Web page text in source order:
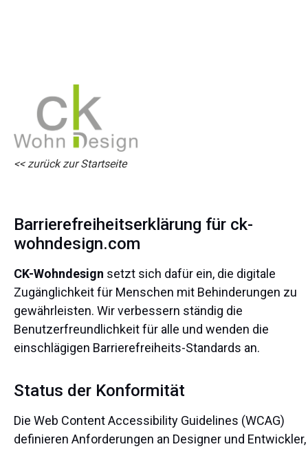
<< zurück zur Startseite
Barrierefreiheitserklärung für ck-
wohndesign.com
CK-Wohndesign setzt sich dafür ein, die digitale
Zugänglichkeit für Menschen mit Behinderungen zu
gewährleisten. Wir verbessern ständig die
Benutzerfreundlichkeit für alle und wenden die
einschlägigen Barrierefreiheits-Standards an.
Status der Konformität
Die Web Content Accessibility Guidelines (WCAG)
definieren Anforderungen an Designer und Entwickler,